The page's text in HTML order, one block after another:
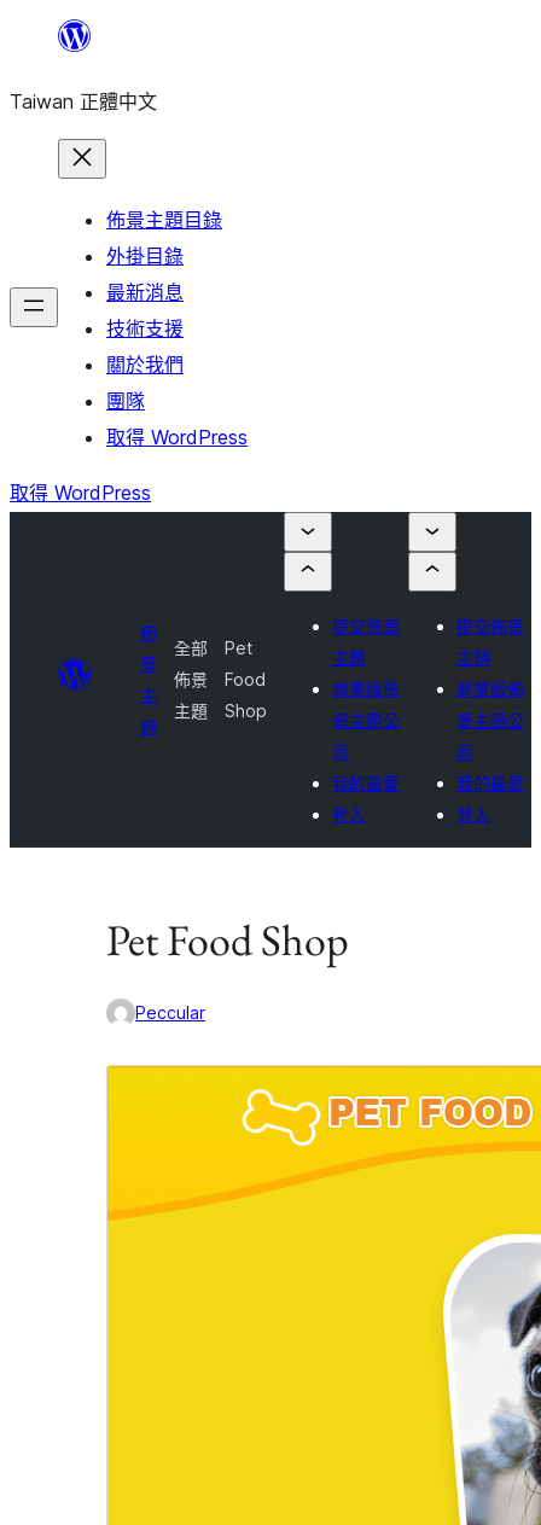
主
Taiwan 正體中文
佈景主題目錄
外掛目錄
最新消息
技術支援
關於我們
團隊
取得 WordPress
取得 WordPress
佈
景
主
題
全部
佈景
主題
Pet
Food
Shop
提交佈景
主題
商業版佈
景主題公
司
我的最愛
登入
提交佈景
主題
商業版佈
景主題公
司
我的最愛
登入
Pet Food Shop
Peccular